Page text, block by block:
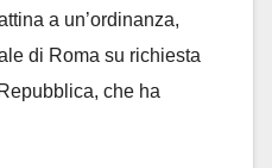
a un’ordinanza,
di Roma su richiesta
che ha